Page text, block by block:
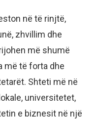
në të rinjtë,
zhvillim dhe
më shumë
më të forta dhe
Shteti më në
universitetet,
e biznesit në një